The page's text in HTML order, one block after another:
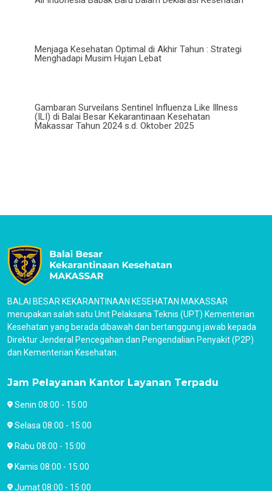
Menjaga Kesehatan Optimal di Akhir Tahun : Strategi
Menghadapi Musim Hujan Lebat
Gambaran Surveilans Sentinel Influenza Like Illness
(ILI) di Balai Besar Kekarantinaan Kesehatan
Makassar Tahun 2024 s.d. Oktober 2025
BALAI BESAR KEKARANTINAAN KESEHATAN MAKASSAR
merupakan salah satu Unit Pelaksana Teknis (UPT) Kementerian
Kesehatan yang berada dibawah dan bertanggung jawab kepada
Direktur Jenderal Pencegahan dan Pengendalian Penyakit (P2P)
dan Kementerian Kesehatan.
Jam Pelayanan Kantor Layanan Terpadu
Senin 08:00 - 15:00
Selasa 08:00 - 15:00
Rabu 08:00 - 15:00
Kamis 08:00 - 15:00
Jumat 08:00 - 15:00